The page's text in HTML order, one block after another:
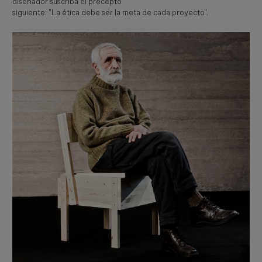
diseñador suscriba el precepto
siguiente: "La ética debe ser la meta de cada proyecto".